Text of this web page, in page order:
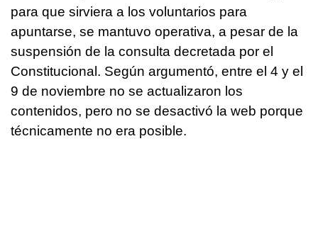
para que sirviera a los voluntarios para
apuntarse, se mantuvo operativa, a pesar de la
suspensión de la consulta decretada por el
Constitucional. Según argumentó, entre el 4 y el
9 de noviembre no se actualizaron los
contenidos, pero no se desactivó la web porque
técnicamente no era posible.